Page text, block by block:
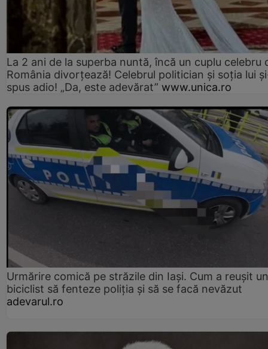
La 2 ani de la superba nuntă, încă un cuplu celebru
România divorțează! Celebrul politician și soția lui
spus adio! „Da, este adevărat” www.unica.ro
Urmărire comică pe străzile din Iași. Cum a reușit un
biciclist să fenteze poliția și să se facă nevăzut
adevarul.ro